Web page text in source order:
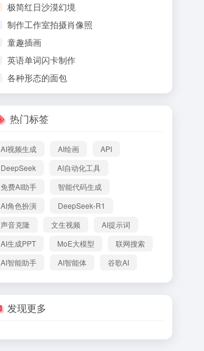
极简红日沙漠幻境
制作工作室拍摄肖像照
童趣插画
英语单词闪卡制作
各种形态的面包
热门标签
AI视频生成 AI绘画
API
DeepSeek
AI自动化工具
免费AI助手
智能代码生成
AI角色扮演
DeepSeek-R1
声音克隆
文生视频
AI提示词
AI生成PPT
MoE大模型
联网搜索
AI智能助手
AI智能体 谷歌AI
发现更多